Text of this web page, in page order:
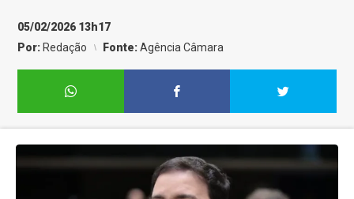
05/02/2026 13h17
Por: Redação Fonte:Agência Câmara